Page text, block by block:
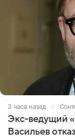
3 часа назад
Экс-ведущий
Васильев